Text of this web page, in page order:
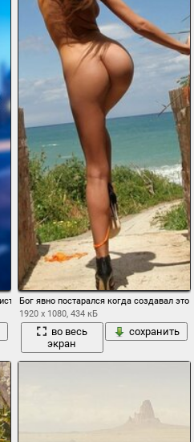
Бог явно постарался когда создавал это
1920 x 1080, 434 кБ
во весь
экран
сохранить